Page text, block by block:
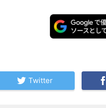
Twitter